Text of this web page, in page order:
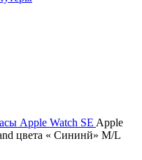
Apple Watch SE Apple
цвета « Сининй» M/L